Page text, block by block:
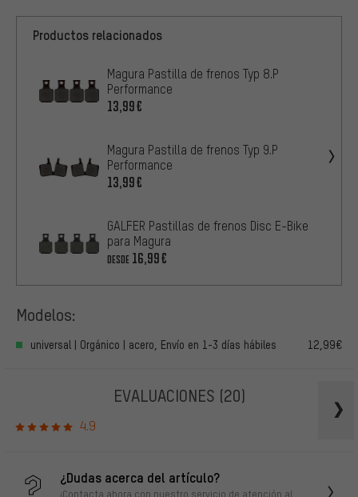
Productos relacionados
Magura Pastilla de frenos Typ 8.P
Performance
13,99€
Magura Pastilla de frenos Typ 9.P
Performance
13,99€
GALFER Pastillas de frenos Disc E-Bike
para Magura
DESDE 16,99€
Modelos:
universal | Orgánico | acero, Envío en 1-3 días hábiles 12,99€
EVALUACIONES (20)
4.9
¿Dudas acerca del artículo?
¡Contacta ahora con nuestro servicio de atención al